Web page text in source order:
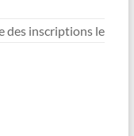
des inscriptions le